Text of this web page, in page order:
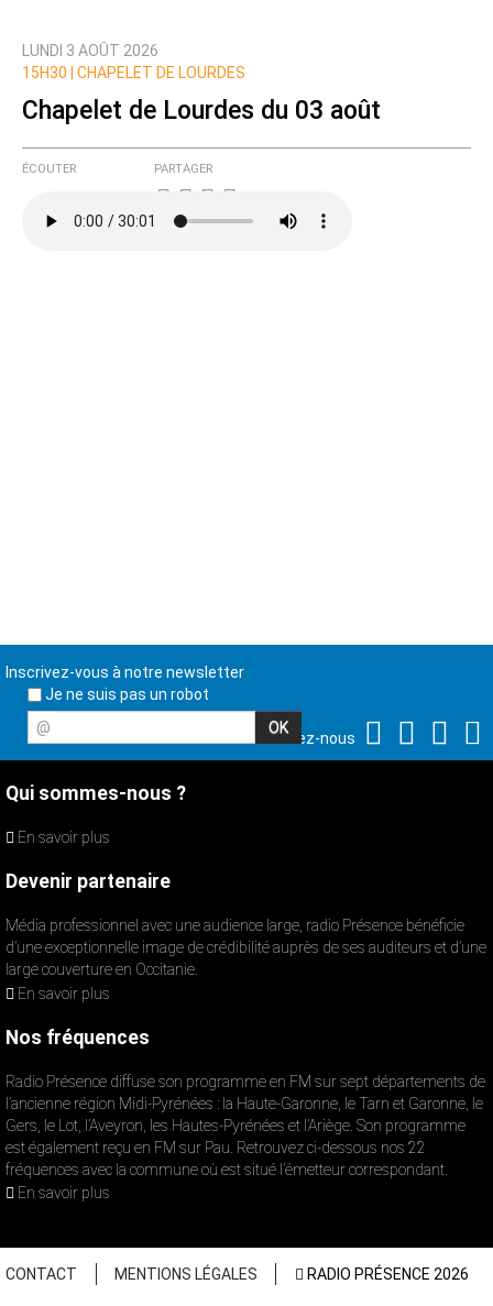
LUNDI 3 AOÛT 2026
15H30 |
CHAPELET DE LOURDES
Chapelet de Lourdes du 03 août
ÉCOUTER PARTAGER
Inscrivez-vous à notre newsletter
Je ne suis pas un robot
@
Suivez-nous
Qui sommes-nous ?
En savoir plus
Devenir partenaire
Média professionnel avec une audience large, radio Présence bénéficie
d’une exceptionnelle image de crédibilité auprès de ses auditeurs et d’une
large couverture en Occitanie.
En savoir plus
Nos fréquences
Radio Présence diffuse son programme en FM sur sept départements de
l’ancienne région Midi-Pyrénées : la Haute-Garonne, le Tarn et Garonne, le
Gers, le Lot, l’Aveyron, les Hautes-Pyrénées et l’Ariège. Son programme
est également reçu en FM sur Pau. Retrouvez ci-dessous nos 22
fréquences avec la commune où est situé l’émetteur correspondant.
En savoir plus
CONTACT MENTIONS LÉGALES RADIO PRÉSENCE 2026